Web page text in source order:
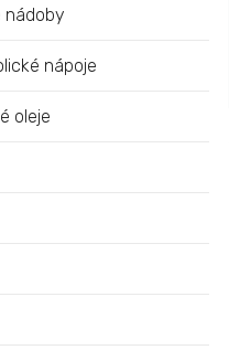
nádoby
nápoje
oleje